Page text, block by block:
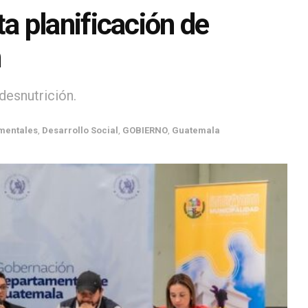
planificación de
, Desarrollo Social , GOBIERNO, Guatemala